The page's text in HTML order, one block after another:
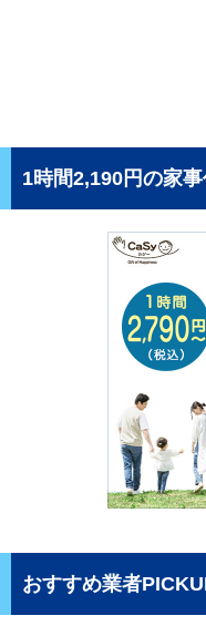
1時間2,190円の家
おすすめ業者